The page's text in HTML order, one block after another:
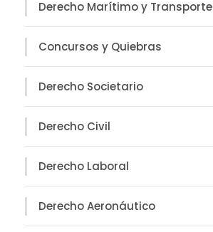
Derecho Marítimo y Transporte
Concursos y Quiebras
Derecho Societario
Derecho Civil
Derecho Laboral
Derecho Aeronáutico